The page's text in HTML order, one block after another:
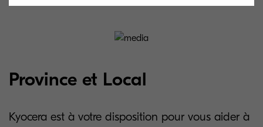
Province et Local
Kyocera est à votre disposition pour vous aider à